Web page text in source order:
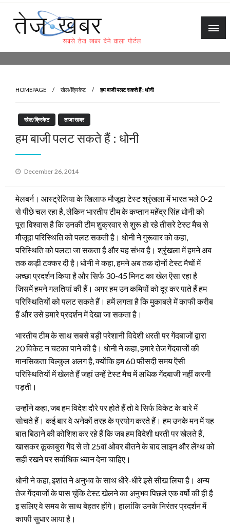
Skip
content
HOMEPAGE खेल/क्रिकेट हम बाजी पलट सकते हैं : धोनी
खेल/क्रिकेट ताजा खबर
हम बाजी पलट सकते हैं : धोनी
Posted
December 26, 2014
मेलबर्न। आस्ट्रेलिया के खिलाफ मौजूदा टेस्ट श्रृंखला में भारत भले 0-2
से पीछे चल रहा है, लेकिन भारतीय टीम के कप्तान महेंद्र सिंह धोनी को
पूरा विश्वास है कि उनकी टीम शुक्रवार से शुरू हो रहे तीसरे टेस्ट मैच से
मौजूदा परिस्थिति को पलट सकती है। धोनी ने गुरूवार को कहा,
परिस्थिति को पलटा जा सकता है और यह संभव है। श्रृंखला में हमने अब
तक कड़ी टक्कर दी है। धोनी ने कहा, हमने अब तक दोनों टेस्ट मैचों में
अच्छा प्रदर्शन किया है और सिर्फ 30-45 मिनट का खेल ऎसा रहा है
जिसमें हमने गलतियां की हैं। अगर हम उन कमियों को दूर कर पाते हैं हम
परिस्थितियों को पलट सकते हैं। हमें लगता है कि मुकाबले में काफी करीब
हैं और उसे हमारे प्रदर्शन में देखा जा सकता है।
भारतीय टीम के साथ सबसे बड़ी परेशानी विदेशी धरती पर गेंदबाजों द्वारा
20 विकेट न चटका पाने की है। धोनी ने कहा, हमारे तेज गेंदबाजों की
मानसिकता बिल्कुल अलग है, क्योंकि हम 60 फीसदी समय ऎसी
परिस्थितियों में खेलते हैं जहां उन्हें टेस्ट मैच में अधिक गेंदबाजी नहीं करनी
पड़ती।
उन्होंने कहा, जब हम विदेश दौरे पर होते हैं तो वे सिर्फ विकेट के बारे में
सोचते हैं। कई बार वे अनेकों तरह के प्रयोग करते हैं। हम उनके मन में यह
बात बिठाने की कोशिश कर रहे हैं कि जब हम विदेशी धरती पर खेलते हैं,
खासकर कूकाबुरा गेंद से तो 25वां ओवर बीतने के बाद लाइन और लेंग्थ को
सही रखने पर सर्वाधिक ध्यान देना चाहिए।
धोनी ने कहा, इशांत ने अनुभव के साथ धीरे-धीरे इसे सीख लिया है। अन्य
तेज गेंदबाजों के पास चूंकि टेस्ट खेलने का अनुभव पिछले एक वर्षो की ही है
इ सलिए वे समय के साथ बेहतर होंगे। हालांकि उनके निरंतर प्रदर्शन में
काफी सुधार आया है।